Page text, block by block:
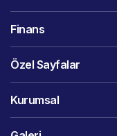
Finans
Özel Sayfalar
Kurumsal